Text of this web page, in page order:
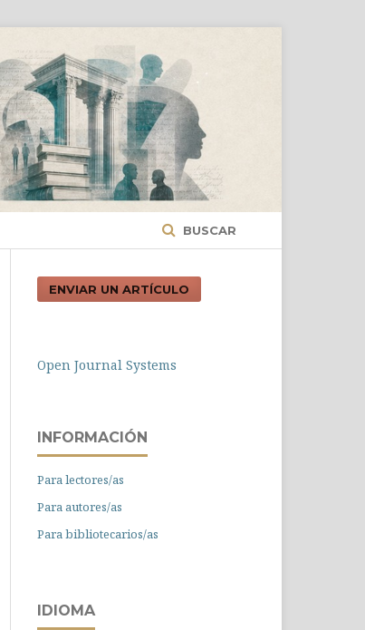
BUSCAR
ENVIAR UN ARTÍCULO
Open Journal Systems
INFORMACIÓN
Para lectores/as
Para autores/as
Para bibliotecarios/as
IDIOMA